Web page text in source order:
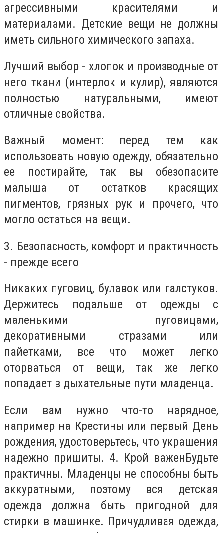
агрессивными красителями и
материалами. Детские вещи не должны
иметь сильного химического запаха.
Лучший выбор - хлопок и производные от
него ткани (интерлок и кулир), являются
полностью натуральными, имеют
отличные свойства.
Важный момент: перед тем как
использовать новую одежду, обязательно
ее постирайте, так вы обезопасите
малыша от остатков красящих
пигментов, грязных рук и прочего, что
могло остаться на вещи.
3. Безопасность, комфорт и практичность
- прежде всего
Никаких пуговиц, булавок или галстуков.
Держитесь подальше от одежды с
маленькими пуговицами,
декоративными стразами или
пайетками, все что может легко
оторваться от вещи, так же легко
попадает в дыхательные пути младенца.
Если вам нужно что-то нарядное,
например на Крестины или первый День
рождения, удостоверьтесь, что украшения
надежно пришиты. 4. Крой важенБудьте
практичны. Младенцы не способны быть
аккуратными, поэтому вся детская
одежда должна быть пригодной для
стирки в машинке. Причудливая одежда,